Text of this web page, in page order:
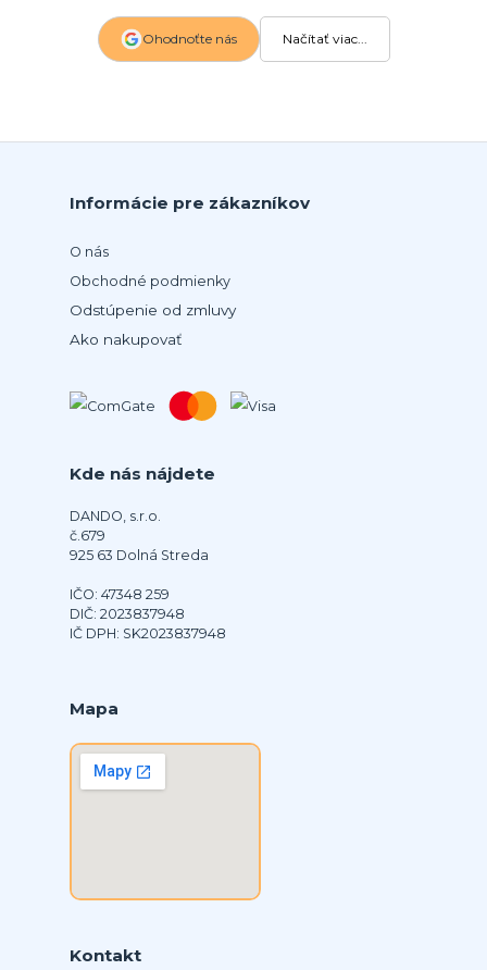
Ohodnoťte nás Načítať viac...
Informácie pre zákazníkov
O nás
Obchodné podmienky
Odstúpenie od zmluvy
Ako nakupovať
Kde nás nájdete
DANDO, s.r.o.
č.679
925 63 Dolná Streda
IČO: 47348 259
DIČ: 2023837948
IČ DPH: SK2023837948
Mapa
Kontakt